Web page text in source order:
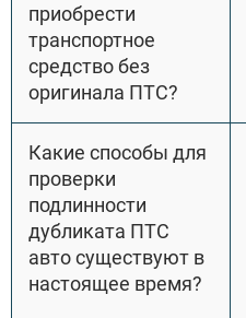
приобрести
транспортное
средство без
оригинала ПТС?
Какие способы для
проверки
подлинности
дубликата ПТС
авто существуют в
настоящее время?